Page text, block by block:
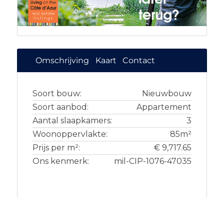
Omschrijving Kaart Contact
Soort bouw:
Nieuwbouw
Soort aanbod:
Appartement
Aantal slaapkamers:
3
Woonoppervlakte:
85m²
Prijs per m²:
€ 9,717.65
Ons kenmerk:
mil-CIP-1076-47035